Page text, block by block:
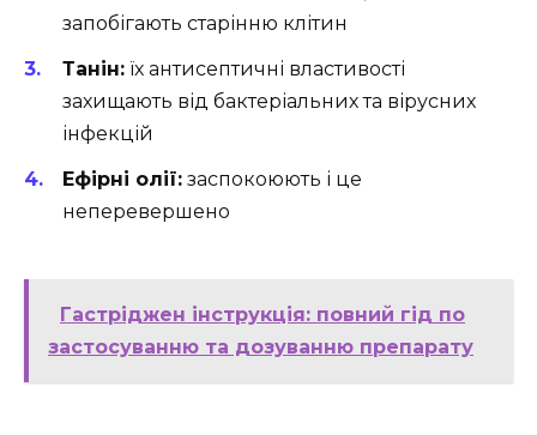
запобігають старінню клітин
Танін: їх антисептичні властивості
захищають від бактеріальних та вірусних
інфекцій
Ефірні олії: заспокоюють і це
неперевершено
Гастріджен інструкція: повний гід по
застосуванню та дозуванню препарату